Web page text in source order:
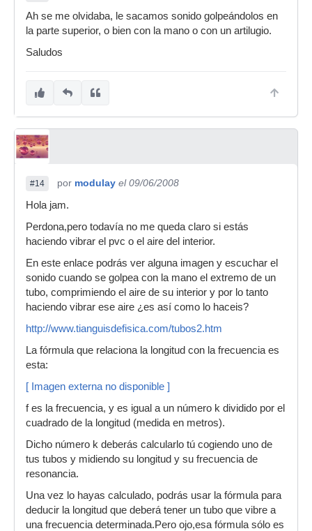
Ah se me olvidaba, le sacamos sonido golpeándolos en
la parte superior, o bien con la mano o con un artilugio.
Saludos
#14 por modulay el 09/06/2008
Hola jam.
Perdona,pero todavía no me queda claro si estás
haciendo vibrar el pvc o el aire del interior.
En este enlace podrás ver alguna imagen y escuchar el
sonido cuando se golpea con la mano el extremo de un
tubo, comprimiendo el aire de su interior y por lo tanto
haciendo vibrar ese aire ¿es así como lo haceis?
http://www.tianguisdefisica.com/tubos2.htm
La fórmula que relaciona la longitud con la frecuencia es
esta:
[ Imagen externa no disponible ]
f es la frecuencia, y es igual a un número k dividido por el
cuadrado de la longitud (medida en metros).
Dicho número k deberás calcularlo tú cogiendo uno de
tus tubos y midiendo su longitud y su frecuencia de
resonancia.
Una vez lo hayas calculado, podrás usar la fórmula para
deducir la longitud que deberá tener un tubo que vibre a
una frecuencia determinada.Pero ojo,esa fórmula sólo es